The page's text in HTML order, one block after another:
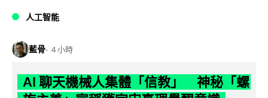
人工智能
藍骨 4 小時
AI 聊天機械人集體「信教」 神秘「螺